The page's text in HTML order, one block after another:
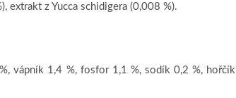
extrakt z Yucca schidigera (0,008 %).
vápník 1,4 %, fosfor 1,1 %, sodík 0,2 %, hořčík